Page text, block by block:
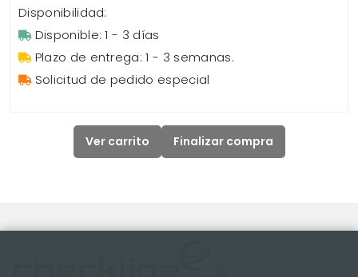
Disponibilidad:
Disponible: 1 - 3 días
Plazo de entrega: 1 - 3 semanas.
Solicitud de pedido especial
Ver carrito Finalizar compra